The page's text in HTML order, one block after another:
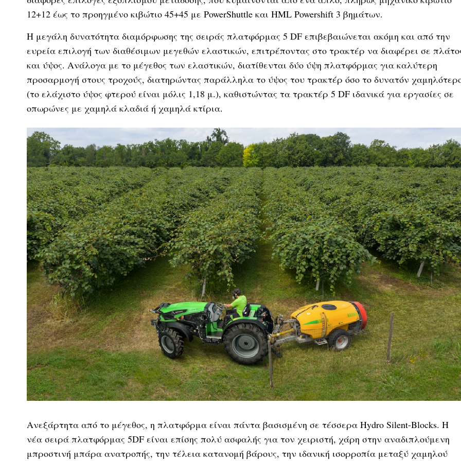
12+12 έως το προηγμένο κιβώτιο 45+45 με PowerShuttle και HML Powershift 3 βημάτων.
Η μεγάλη δυνατότητα διαμόρφωσης της σειράς πλατφόρμας 5 DF επιβεβαιώνεται ακόμη και από την
ευρεία επιλογή των διαθέσιμων μεγεθών ελαστικών, επιτρέποντας στο τρακτέρ να διαφέρει σε
και ύψος. Ανάλογα με το μέγεθος των ελαστικών, διατίθενται δύο ύψη πλατφόρμας για καλύτερη
προσαρμογή στους τροχούς, διατηρώντας παράλληλα το ύψος του τρακτέρ όσο το δυνατόν
(το ελάχιστο ύψος φτερού είναι μόλις 1,18 μ.), καθιστώντας τα τρακτέρ 5 DF ιδανικά για εργασίες σε
οπωρώνες με χαμηλά κλαδιά ή χαμηλά κτίρια.
Ανεξάρτητα από το μέγεθος, η πλατφόρμα είναι πάντα βασισμένη σε τέσσερα Hydro Silent-Blocks. Η
νέα σειρά πλατφόρμας 5DF είναι επίσης πολύ ασφαλής για τον χειριστή, χάρη στην αναδιπλούμενη
μπροστινή μπάρα ανατροπής, την τέλεια κατανομή βάρους, την ιδανική ισορροπία μεταξύ χαμηλού